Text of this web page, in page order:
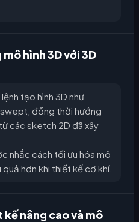
hình 3D với 3D
tạo hình 3D như
đồng thời hướng
các sketch 2D đã xây
nhắc cách tối ưu hóa mô
hơn khi thiết kế cơ khí.
nâng cao và mô